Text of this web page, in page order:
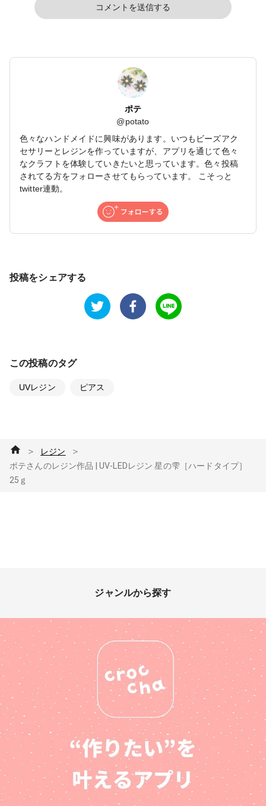
コメントを送信する
ポテ
@potato
色々なハンドメイドに興味があります。いつもビーズアク
セサリーとレジンを作っていますが、アプリを通じて色々
なクラフトを体験していきたいと思っています。色々投稿
されてる方をフォローさせてもらっています。 こそっと
twitter連動。
投稿をシェアする
この投稿のタグ
UVレジン ピアス
＞ レジン ＞
ポテさんのレジン作品 | UV-LEDレジン 星の雫［ハードタイプ］
25ｇ
ジャンルから探す